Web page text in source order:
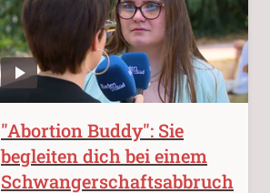
"Abortion Buddy": Sie
begleiten dich bei einem
Schwangerschaftsabbruch